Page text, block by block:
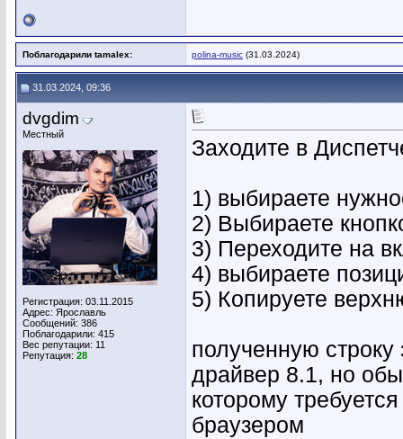
Поблагодарили tamalex: polina-music (31.03.2024)
31.03.2024, 09:36
dvgdim
Местный
Регистрация: 03.11.2015
Адрес: Ярославль
Сообщений: 386
Поблагодарили: 415
Вес репутации: 11
Репутация: 28
Заходите в
1) выбираете
2) Выбираете
3) Переходите на
4) выбираете
5) Копируете
полученную строку
драйвер 8.1, но
которому
браузером